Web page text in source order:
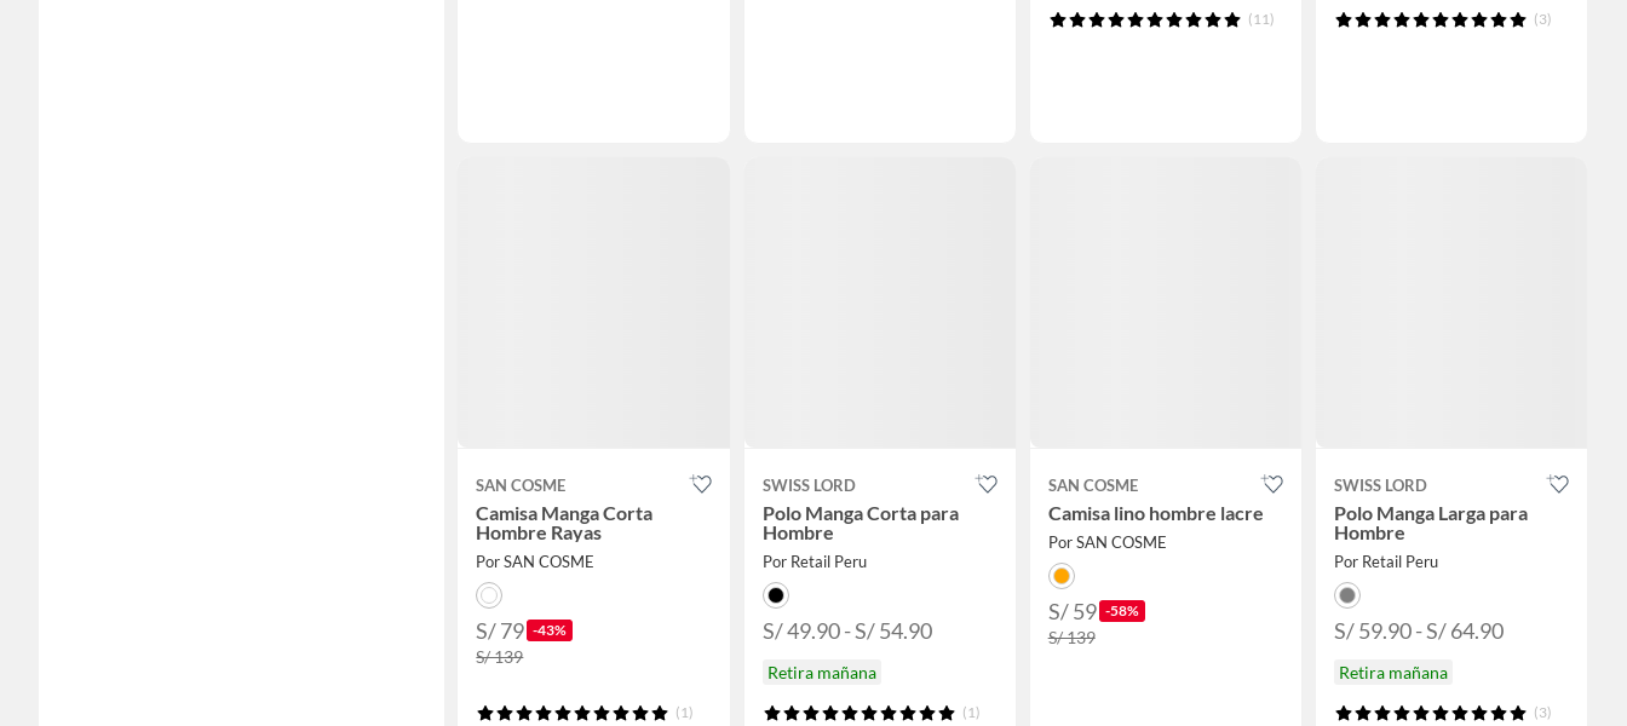
(11) (3)
SAN COSME
Camisa Manga Corta
Hombre Rayas
Por SAN COSME
S/ 79 -43%
S/ 139
(1)
SWISS LORD
Polo Manga Corta para
Hombre
Por Retail Peru
S/ 49.90 - S/ 54.90
Retira mañana
(1)
SAN COSME
Camisa lino hombre lacre
Por SAN COSME
S/ 59 -58%
S/ 139
SWISS LORD
Polo Manga Larga para
Hombre
Por Retail Peru
S/ 59.90 - S/ 64.90
Retira mañana
(3)